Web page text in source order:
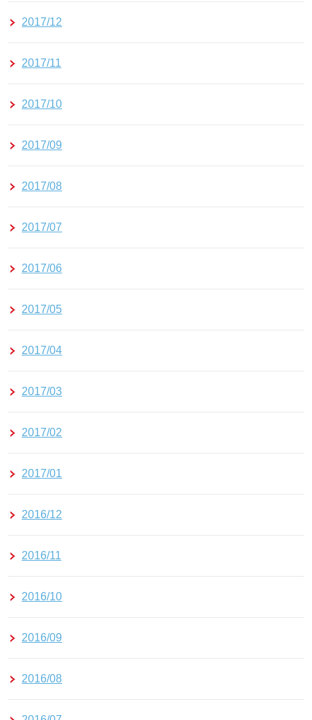
2017/12
2017/11
2017/10
2017/09
2017/08
2017/07
2017/06
2017/05
2017/04
2017/03
2017/02
2017/01
2016/12
2016/11
2016/10
2016/09
2016/08